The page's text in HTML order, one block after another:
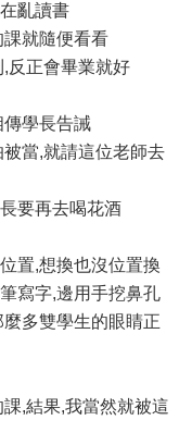
亂讀書
就隨便看看
反正會畢業就好
學長告誡
當,就請這位老師去
要再去喝花酒
置,想換也沒位置換
寫字,邊用手挖鼻孔
多雙學生的眼睛正
,結果,我當然就被這